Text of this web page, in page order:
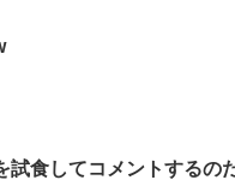
食してコメントするの